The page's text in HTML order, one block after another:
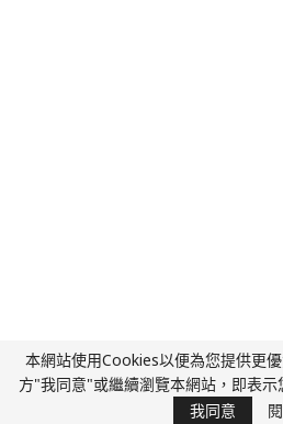
本網站使用Cookies以便為您提供更
方"我同意"或繼續瀏覽本網站，即表示
我同意